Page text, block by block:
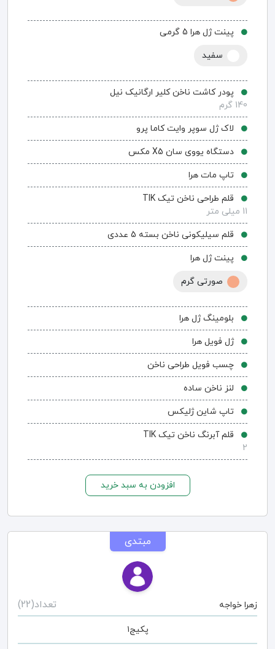
پینت ژل هرا 5 گرمی
سفید
پودر کاشت ناخن کلیر ارگانیک نیل
140 گرم
لاک ژل سوپر وایت کاما پرو
دستگاه یووی سان X5 مکس
تاپ مات هرا
قلم طراحی ناخن تیک TIK
11 میلی متر
قلم سیلیکونی ناخن بسته 5 عددی
پینت ژل هرا
صورتی گرم
بلومینگ ژل هرا
ژل فویل هرا
چسب فویل طراحی ناخن
لنز ناخن ساده
تاپ شاین ژلیکس
قلم آبرنگ ناخن تیک TIK
2
افزودن به سبد خرید
مبتدی
زهرا خواجه تعداد(22)
پکیج۱